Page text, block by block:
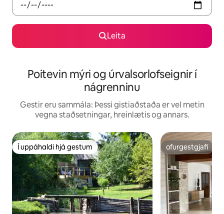
Leita
Poitevin mýri og úrvalsorlofseignir í
nágrenninu
Gestir eru sammála: Þessi gistiaðstaða er vel metin
vegna staðsetningar, hreinlætis og annars.
Í uppáhaldi hjá gestum
Í uppáhaldi hjá gestum ofurgestgjafi
ofurgestgjafi